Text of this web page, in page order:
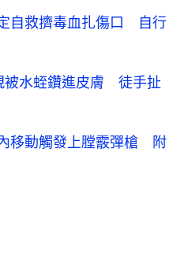
自救擠毒血扎傷口 自行
被水蛭鑽進皮膚 徒手扯
移動觸發上膛霰彈槍 附